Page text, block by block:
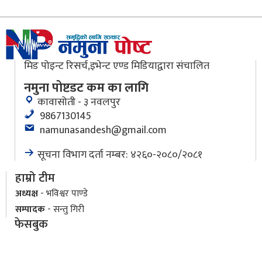
मिड पोइन्ट रिसर्च,इभेन्ट एण्ड मिडियाद्वारा संचालित
नमुना पोष्टडट कम का लागि
कावासोती - ३ नवलपुर
9867130145
namunasandesh@gmail.com
सूचना विभाग दर्ता नम्बर: ४२६०-२०८०/२०८१
हाम्रो टीम
अध्यक्ष- भविश्वर पाण्डे
सम्पादक- सन्तु गिरी
फेसबुक